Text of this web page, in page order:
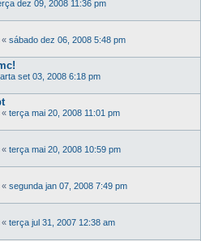
dez 09, 2008 11:36 pm
« sábado dez 06, 2008 5:48 pm
set 03, 2008 6:18 pm
« terça mai 20, 2008 11:01 pm
« terça mai 20, 2008 10:59 pm
« segunda jan 07, 2008 7:49 pm
« terça jul 31, 2007 12:38 am